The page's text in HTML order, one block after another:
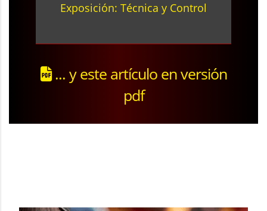
Exposición: Técnica y Control
... y este artículo en versión
pdf